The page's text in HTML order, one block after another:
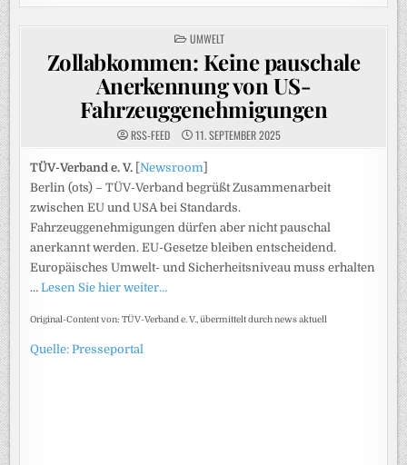
POSTED
IN
UMWELT
Zollabkommen: Keine pauschale
Anerkennung von US-
Fahrzeuggenehmigungen
RSS-FEED 11. SEPTEMBER 2025
TÜV-Verband e. V. [Newsroom
Berlin (ots) – TÜV-Verband begrüßt Zusammenarbeit
zwischen EU und USA bei Standards.
Fahrzeuggenehmigungen dürfen aber nicht pauschal
anerkannt werden. EU-Gesetze bleiben entscheidend.
Europäisches Umwelt- und Sicherheitsniveau muss erhalten
…Lesen Sie hier weiter…
Original-Content von: TÜV-Verband e. V., übermittelt durch news aktuell
Quelle: Presseportal